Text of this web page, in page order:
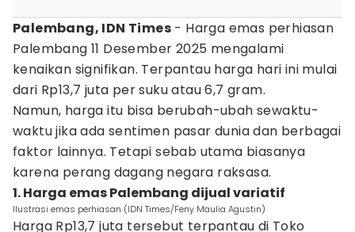
Palembang, IDN Times - Harga emas perhiasan
Palembang 11 Desember 2025 mengalami
kenaikan signifikan. Terpantau harga hari ini mulai
dari Rp13,7 juta per suku atau 6,7 gram.
Namun, harga itu bisa berubah-ubah sewaktu-
waktu jika ada sentimen pasar dunia dan berbagai
faktor lainnya. Tetapi sebab utama biasanya
karena perang dagang negara raksasa.
1. Harga emas Palembang dijual variatif
Ilustrasi emas perhiasan (IDN Times/Feny Maulia Agustin)
Harga Rp13,7 juta tersebut terpantau di Toko